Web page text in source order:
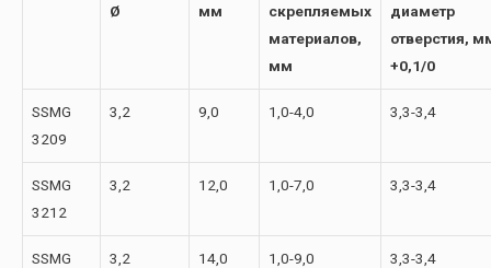
Ø
мм
скрепляемых
материалов,
мм
диаметр
отверстия,
+0,1/0
SSMG
3209
3,2 9,0 1,0-4,0 3,3-3,4
SSMG
3212
3,2 12,0 1,0-7,0 3,3-3,4
SSMG
3,2 14,0 1,0-9,0 3,3-3,4